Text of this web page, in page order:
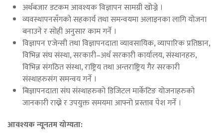
अर्थबजार डटकम आवश्यक विज्ञापन सामग्री खोज्ने ।
व्यवस्थापनसँगको सहकार्य तथा समन्वयमा अलाइनका लागि योजना
बनाउने र सोही अनुसार काम गर्ने ।
विज्ञापन एजेन्सी तथा विज्ञापनदाता व्यावसायिक, व्यापारिक प्रतिष्ठान,
विभिन्न संघ संस्था, सरकारी–अर्ध सरकारी कार्यालय, संस्थानहरु,
विभिन्न संगठित संस्था, राष्ट्रिय तथा अन्तराष्ट्रिय गैर सरकारी
संस्थाहरुसंग समन्वय गर्ने ।
बिज्ञापनदाता संघ संस्थाहरुको डिजिटल मार्केटिङ योजनाहरुको
जानकारी राख्ने र उपयुक्त समयमा आफ्नो प्रस्ताव पेश गर्ने ।
आवश्यक न्यूनतम योग्यता: